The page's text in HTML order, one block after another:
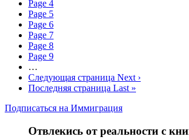
Page 4
Page 5
Page 6
Page 7
Page 8
Page 9
…
Следующая страница Next ›
Последняя страница Last »
Подписаться на Иммиграция
Отвлекись от реальности с